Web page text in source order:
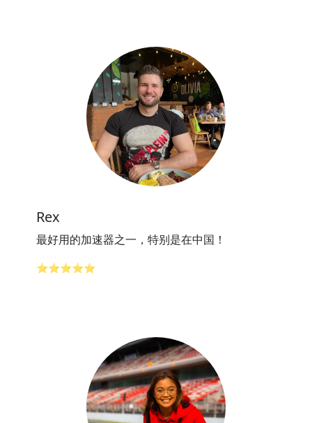
Rex
最好用的加速器之一，特别是在中国！
⭐⭐⭐⭐⭐